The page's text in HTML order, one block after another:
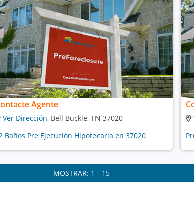
Agente
Ver Dirección, Bell Buckle, TN 37020
Baños Pre Ejecución Hipotecaria en 37020
MOSTRAR: 1 - 15